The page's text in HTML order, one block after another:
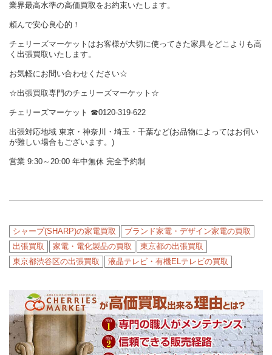
業界最高水準の高価買取をお約束いたします。
頼んで安心良心的！
チェリーズマーケットはお客様が大切に使ってきた家具をどこよりも高
く出張買取いたします。
お気軽にお問い合わせください☆
☆出張買取専門のチェリーズマーケット☆
チェリーズマーケット ☎︎0120-319-622
出張対応地域 東京・神奈川・埼玉・千葉など(お品物によってはお伺い
が難しい場合もございます。)
営業 9:30～20:00 年中無休 完全予約制
シャープ(SHARP)の家電買取
ブランド家電・デザイン家電の買取
出張買取
家電・電化製品の買取
東京都の出張買取
東京都渋谷区の出張買取
液晶テレビ・有機ELテレビの買取